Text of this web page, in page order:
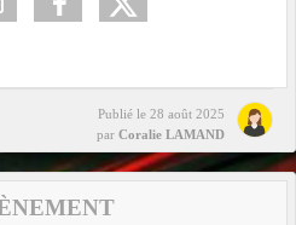
Publié le 28 août 2025
par Coralie LAMAND